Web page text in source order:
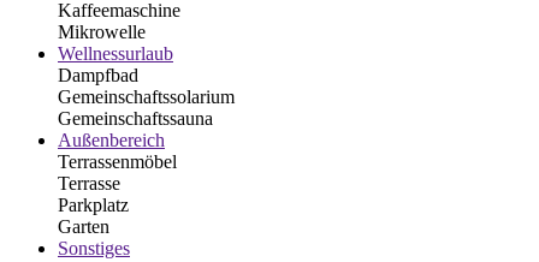
Kaffeemaschine
Mikrowelle
Wellnessurlaub
Dampfbad
Gemeinschaftssolarium
Gemeinschaftssauna
Außenbereich
Terrassenmöbel
Terrasse
Parkplatz
Garten
Sonstiges